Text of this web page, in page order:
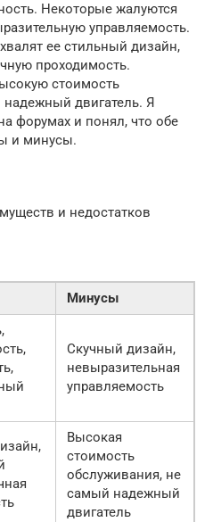
Некоторые жалуются
управляемость.
ее стильный дизайн,
проходимость.
стоимость
двигатель. Я
форумах и понял, что обе
и минусы.
и недостатков
Минусы
Скучный дизайн,
невыразительная
управляемость
Высокая
стоимость
обслуживания, не
самый надежный
двигатель